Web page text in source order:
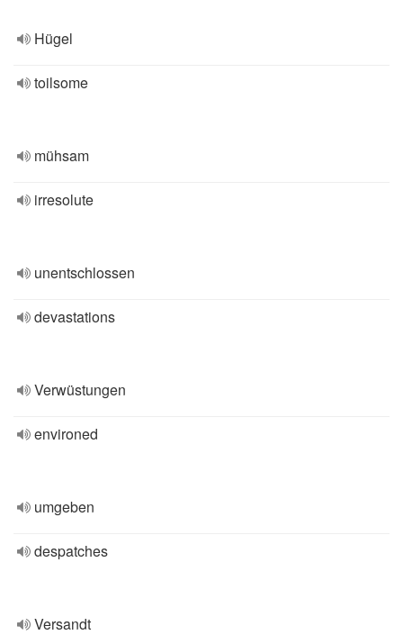
Hügel
toilsome
mühsam
irresolute
unentschlossen
devastations
Verwüstungen
environed
umgeben
despatches
Versandt